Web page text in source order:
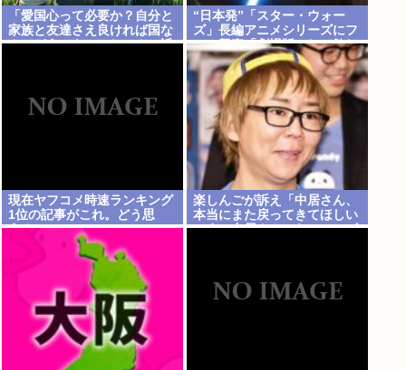
「愛国心って必要か？自分と
家族と友達さえ良ければ国な
んてどうでもいいじゃん。近
“日本発”「スター・ウォー
ズ」長編アニメシリーズにフ
ァン興奮「劇場版にして欲し
い」「艦隊戦も派手で面白
い」
現在ヤフコメ時速ランキング
1位の記事がこれ。どう思
う？
楽しんごが訴え「中居さん、
本当にまた戻ってきてほしい
です。中居さんいないテレビ